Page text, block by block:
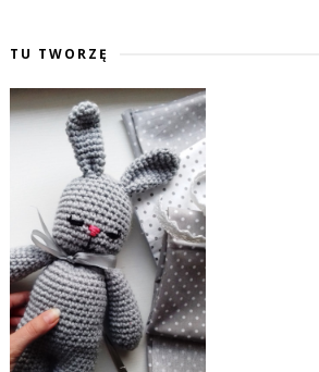
TU TWORZĘ